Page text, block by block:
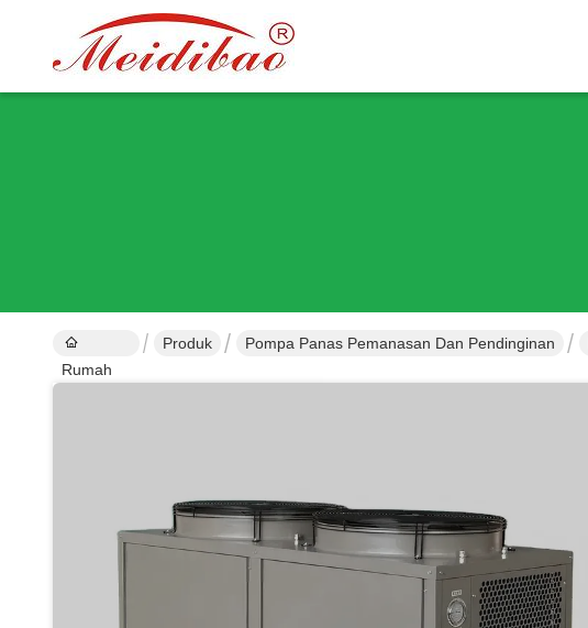
Rumah
Produk Pompa Panas Pemanasan Dan Pendinginan